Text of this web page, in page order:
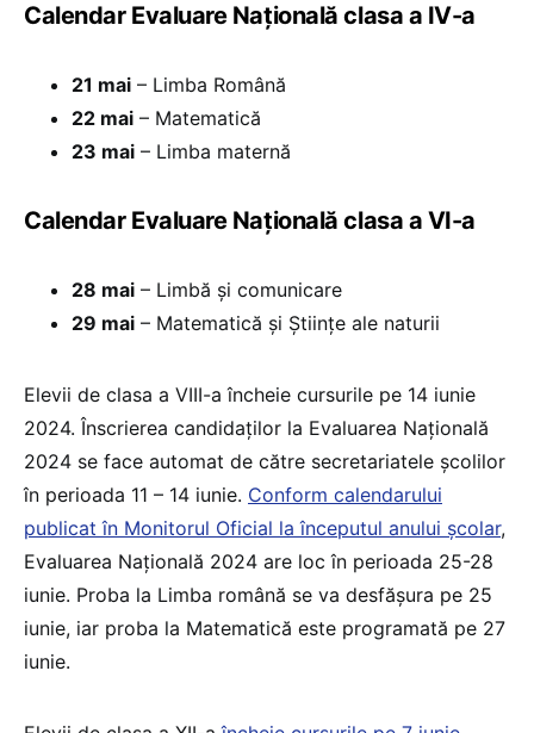
Calendar Evaluare Națională clasa a IV-a
21 mai – Limba Română
22 mai – Matematică
23 mai – Limba maternă
Calendar Evaluare Națională clasa a VI-a
28 mai – Limbă și comunicare
29 mai – Matematică și Științe ale naturii
Elevii de clasa a VIII-a încheie cursurile pe 14 iunie
2024. Înscrierea candidaților la Evaluarea Națională
2024 se face automat de către secretariatele școlilor
în perioada 11 – 14 iunie. Conform calendarului
publicat în Monitorul Oficial la începutul anului școlar,
Evaluarea Națională 2024 are loc în perioada 25-28
iunie. Proba la Limba română se va desfășura pe 25
iunie, iar proba la Matematică este programată pe 27
iunie.